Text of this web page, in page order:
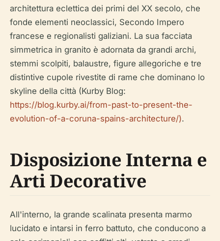
architettura eclettica dei primi del XX secolo, che
fonde elementi neoclassici, Secondo Impero
francese e regionalisti galiziani. La sua facciata
simmetrica in granito è adornata da grandi archi,
stemmi scolpiti, balaustre, figure allegoriche e tre
distintive cupole rivestite di rame che dominano lo
skyline della città (Kurby Blog:
https://blog.kurby.ai/from-past-to-present-the-
evolution-of-a-coruna-spains-architecture/).
Disposizione Interna e
Arti Decorative
All'interno, la grande scalinata presenta marmo
lucidato e intarsi in ferro battuto, che conducono a